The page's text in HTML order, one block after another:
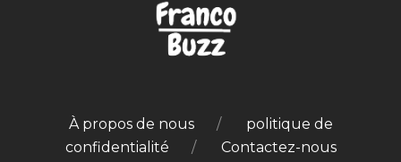
À propos de nous
politique de
confidentialité
Contactez-nous